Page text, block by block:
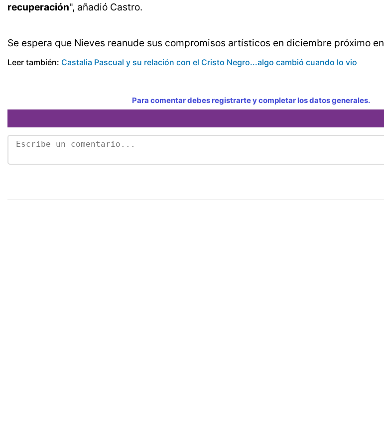
recuperación", añadió Castro.
Se espera que Nieves reanude sus compromisos artísticos en diciembre próximo en
Leer también: Castalia Pascual y su relación con el Cristo Negro...algo cambió cuando lo vio
Para comentar debes registrarte y completar los datos generales.